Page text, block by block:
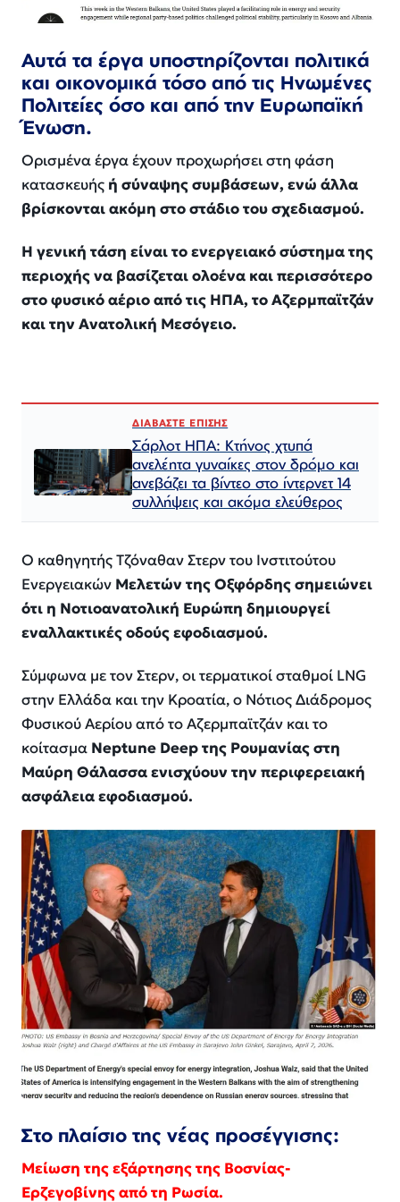
Αυτά τα έργα υποστηρίζονται πολιτικά
και οικονομικά τόσο από τις Ηνωμένες
Πολιτείες όσο και από την Ευρωπαϊκή
Ένωση.
Ορισμένα έργα έχουν προχωρήσει στη φάση
κατασκευής ή σύναψης συμβάσεων, ενώ άλλα
βρίσκονται ακόμη στο στάδιο του σχεδιασμού.
Η γενική τάση είναι το ενεργειακό σύστημα της
περιοχής να βασίζεται ολοένα και περισσότερο
στο φυσικό αέριο από τις ΗΠΑ, το Αζερμπαϊτζάν
και την Ανατολική Μεσόγειο.
ΔΙΑΒΑΣΤΕ ΕΠΙΣΗΣ
Σάρλοτ ΗΠΑ: Κτήνος χτυπά
ανελέητα γυναίκες στον δρόμο και
ανεβάζει τα βίντεο στο ίντερνετ 14
συλλήψεις και ακόμα ελεύθερος​​​​​​​​​​​​​​​​​​​​​​​​​​​​​​​​​​​​​​​​​​​​​​​​​​
Ο καθηγητής Τζόναθαν Στερν του Ινστιτούτου
Ενεργειακών Μελετών της Οξφόρδης σημειώνει
ότι η Νοτιοανατολική Ευρώπη δημιουργεί
εναλλακτικές οδούς εφοδιασμού.
Σύμφωνα με τον Στερν, οι τερματικοί σταθμοί LNG
στην Ελλάδα και την Κροατία, ο Νότιος Διάδρομος
Φυσικού Αερίου από το Αζερμπαϊτζάν και το
κοίτασμα Neptune Deep της Ρουμανίας στη
Μαύρη Θάλασσα ενισχύουν την περιφερειακή
ασφάλεια εφοδιασμού.
Στο πλαίσιο της νέας προσέγγισης:
Μείωση της εξάρτησης της Βοσνίας-
Ερζεγοβίνης από τη Ρωσία.